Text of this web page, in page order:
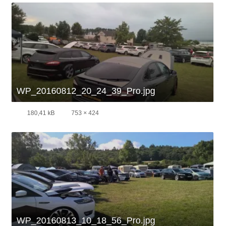
WP_20160812_20_24_39_Pro.jpg
180,41 kB 753 × 424
WP_20160813_10_18_56_Pro.jpg